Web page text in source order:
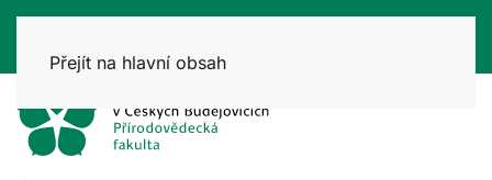
Přejít na hlavní obsah